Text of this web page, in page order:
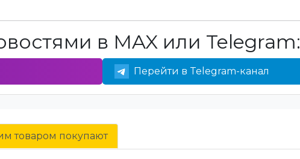
в MAX или Telegram:
Перейти в Telegram-канал
товаром покупают